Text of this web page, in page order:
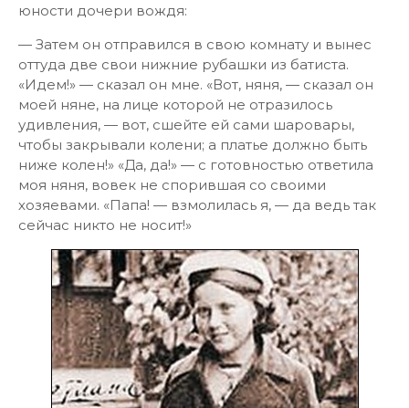
юности дочери вождя:
— Затем он отправился в свою комнату и вынес
оттуда две свои нижние рубашки из батиста.
«Идем!» — сказал он мне. «Вот, няня, — сказал он
моей няне, на лице которой не отразилось
удивления, — вот, сшейте ей сами шаровары,
чтобы закрывали колени; а платье должно быть
ниже колен!» «Да, да!» — с готовностью ответила
моя няня, вовек не спорившая со своими
хозяевами. «Папа! — взмолилась я, — да ведь так
сейчас никто не носит!»